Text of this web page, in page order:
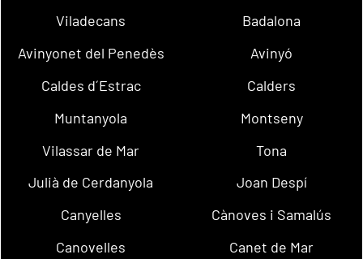
Viladecans
Badalona
Avinyonet del Penedès
Avinyó
Caldes d´Estrac
Calders
Muntanyola
Montseny
Vilassar de Mar
Tona
Julià de Cerdanyola
Joan Despí
Canyelles
Cànoves i Samalús
Canovelles
Canet de Mar